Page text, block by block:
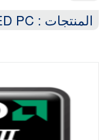
المنتجات : USED PC